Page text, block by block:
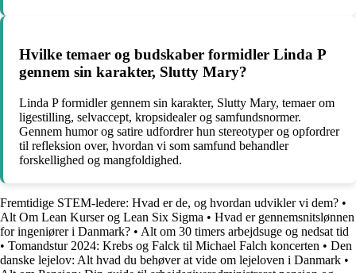
Hvilke temaer og budskaber formidler Linda P
gennem sin karakter, Slutty Mary?
Linda P formidler gennem sin karakter, Slutty Mary, temaer om
ligestilling, selvaccept, kropsidealer og samfundsnormer.
Gennem humor og satire udfordrer hun stereotyper og opfordrer
til refleksion over, hvordan vi som samfund behandler
forskellighed og mangfoldighed.
Fremtidige STEM-ledere: Hvad er de, og hvordan udvikler vi dem? •
Alt Om Lean Kurser og Lean Six Sigma • Hvad er gennemsnitslønnen
for ingeniører i Danmark? • Alt om 30 timers arbejdsuge og nedsat tid
• Tomandstur 2024: Krebs og Falck til Michael Falch koncerten • Den
danske lejelov: Alt hvad du behøver at vide om lejeloven i Danmark •